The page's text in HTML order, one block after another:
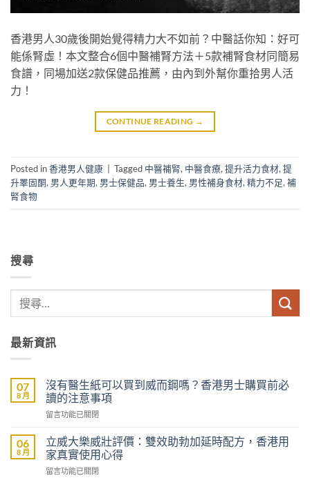
香港男人30歲後開始覺得精力大不如前？中醫話你知：好可
能係腎虛！本文整合6個中醫補腎方法＋5款補腎食材同簡易
食譜，同場加送2款保健品推薦，由內到外幫你重拾男人活
力！
CONTINUE READING →
Posted in香港男人健康 Tagged 中醫補腎, 中醫食療,提升活力食材,提
升睪固酮, 男人更年期, 男士保健品, 男士養生, 男性補身食材,精力不足,補
腎食物
搜尋
最新資訊
07
8 月
沒有醫生紙可以買到威而鋼嗎？香港男士購買前必
讀的注意事項
在
有
醫
生
紙
留言功能已關閉
06
8 月
立威大樂威壯評價：雙效助勃加延時配方，香港用
家真實使用心得
在
留言功能已關閉